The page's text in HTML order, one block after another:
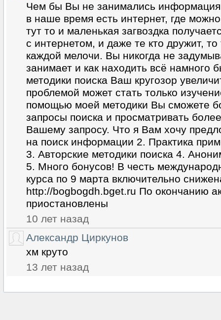
Чем бы Вы не занимались
в наше время есть интернет, где
тут то и маленькая загвоздка
с интернетом, и даже те кто дружит,
каждой мелочи. Вы никогда не
занимает и как находить всё намного
методики поиска Ваш кругозор
проблемой может стать только
помощью моей методики Вы сможете
запросы поиска и просматривать
Вашему запросу. Что я Вам хочу
на поиск информации 2. Практика
3. Авторские методики поиска 4.
5. Много бонусов! В честь
курса по 9 марта включительно
http://bogbogdh.bget.ru По окончанию
приостановлены
10 лет назад
Александр Циркунов
хм круто
13 лет назад